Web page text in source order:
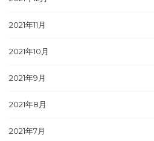
2021年11月
2021年10月
2021年9月
2021年8月
2021年7月